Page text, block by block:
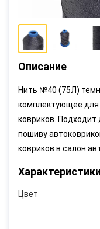
Описание
Нить №40 (75Л)
комплектующее
ковриков. Подходит
пошиву
ковриков в салон
Характеристики
Цвет